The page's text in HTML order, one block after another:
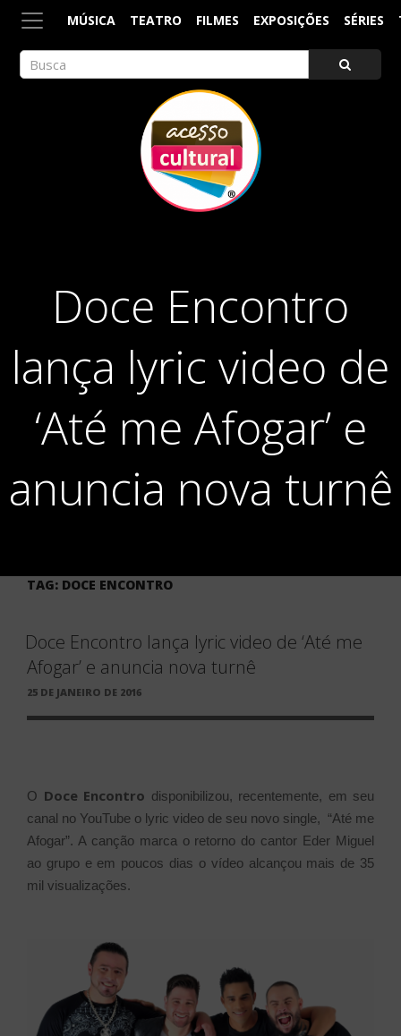
MÚSICA TEATRO FILMES EXPOSIÇÕES SÉRIES
Doce Encontro
lança lyric video de
‘Até me Afogar’ e
anuncia nova turnê
TAG: DOCE ENCONTRO
Doce Encontro lança lyric video de ‘Até me
Afogar’ e anuncia nova turnê
PUBLICADO
25 DE JANEIRO DE 2016
O Doce Encontro disponibilizou, recentemente, em seu
canal no YouTube o lyric video de seu novo single, “Até me
Afogar”. A canção marca o retorno do cantor Eder Miguel
ao grupo e em poucos dias o vídeo alcançou mais de 35
mil visualizações.